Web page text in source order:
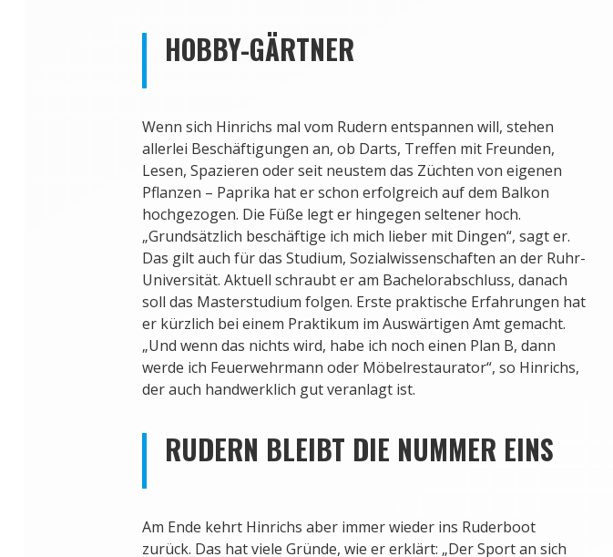
HOBBY-GÄRTNER
Wenn sich Hinrichs mal vom Rudern entspannen will, stehen
allerlei Beschäftigungen an, ob Darts, Treffen mit Freunden,
Lesen, Spazieren oder seit neustem das Züchten von eigenen
Pflanzen – Paprika hat er schon erfolgreich auf dem Balkon
hochgezogen. Die Füße legt er hingegen seltener hoch.
„Grundsätzlich beschäftige ich mich lieber mit Dingen“, sagt er.
Das gilt auch für das Studium, Sozialwissenschaften an der Ruhr-
Universität. Aktuell schraubt er am Bachelorabschluss, danach
soll das Masterstudium folgen. Erste praktische Erfahrungen hat
er kürzlich bei einem Praktikum im Auswärtigen Amt gemacht.
„Und wenn das nichts wird, habe ich noch einen Plan B, dann
werde ich Feuerwehrmann oder Möbelrestaurator“, so Hinrichs,
der auch handwerklich gut veranlagt ist.
RUDERN BLEIBT DIE NUMMER EINS
Am Ende kehrt Hinrichs aber immer wieder ins Ruderboot
zurück. Das hat viele Gründe, wie er erklärt: „Der Sport an sich